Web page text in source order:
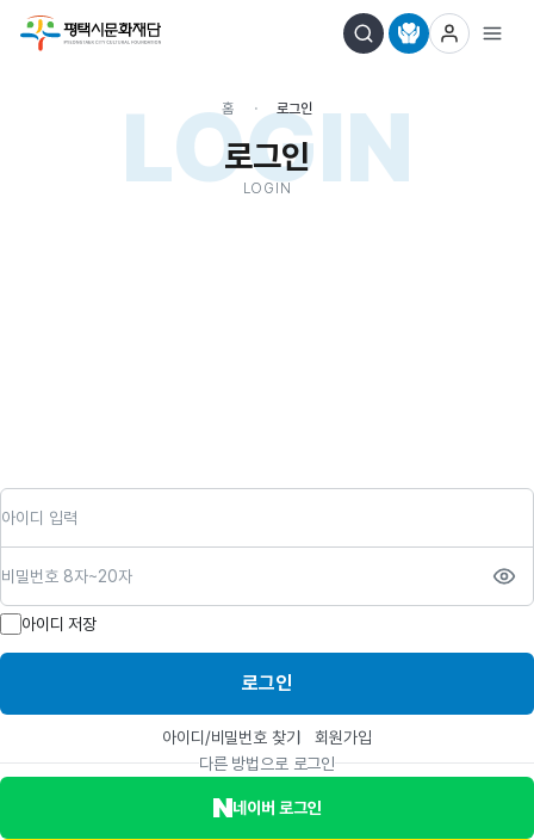
LOGIN
홈 로그인
로그인
LOGIN
아이디 저장
로그인
아이디/비밀번호 찾기
회원가입
다른 방법으로 로그인
네이버 로그인